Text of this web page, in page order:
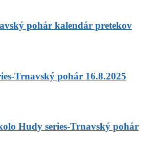
pohár kalendár pretekov
Trnavský pohár 16.8.2025
Hudy series-Trnavský pohár